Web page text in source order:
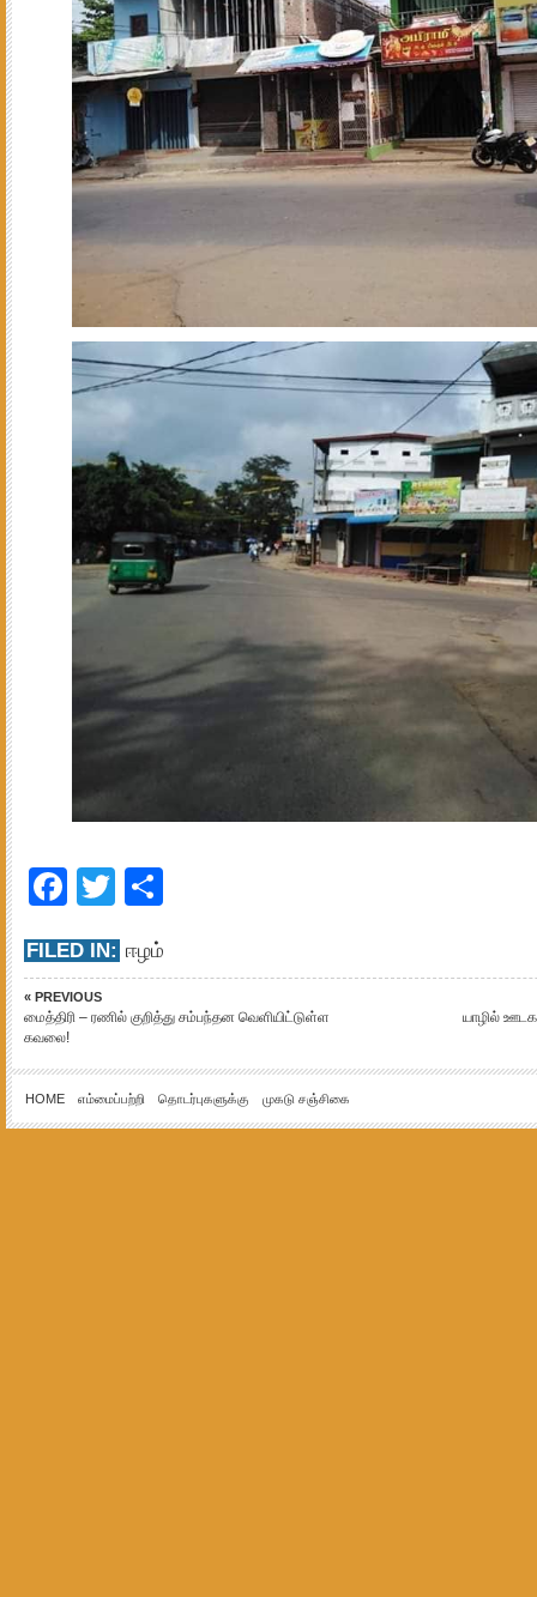
Facebook
Twitter
FILED IN: ஈழம்
« PREVIOUS
மைத்திரி – ரணில் குறித்து சம்பந்தன வெளியிட்டுள்ள
கவலை!
யாழில்
HOME எம்மைப்பற்றி தொடர்புகளுக்கு முகடு சஞ்சிகை